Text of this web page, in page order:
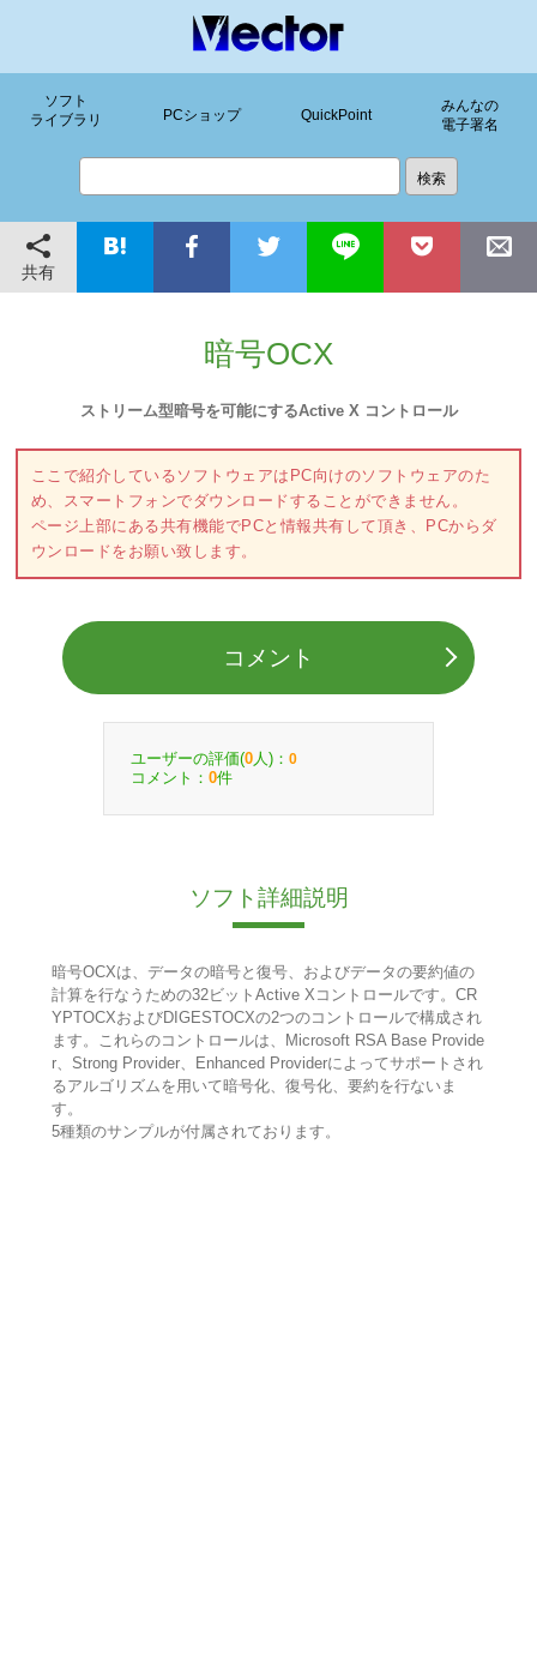
ソフト
ライブラリ
PCショップ QuickPoint
みんなの
電子署名
共有
暗号OCX
ストリーム型暗号を可能にするActive X コントロール
ここで紹介しているソフトウェアはPC向けのソフトウェアのた
め、スマートフォンでダウンロードすることができません。
ページ上部にある共有機能でPCと情報共有して頂き、PCからダ
ウンロードをお願い致します。
コメント
ユーザーの評価(0 人)： 0
コメント： 0件
ソフト詳細説明
暗号OCXは、データの暗号と復号、およびデータの要約値の
計算を行なうための32ビットActive Xコントロールです。CR
YPTOCXおよびDIGESTOCXの2つのコントロールで構成され
ます。これらのコントロールは、Microsoft RSA Base Provide
r、Strong Provider、Enhanced Providerによってサポートされ
るアルゴリズムを用いて暗号化、復号化、要約を行ないま
す。
5種類のサンプルが付属されております。